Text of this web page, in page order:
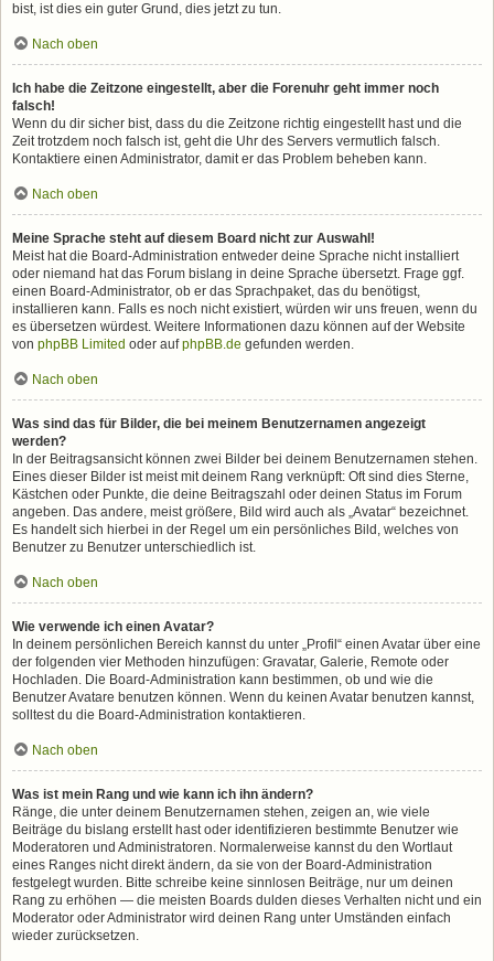
bist, ist dies ein guter Grund, dies jetzt zu tun.
Nach oben
Ich habe die Zeitzone eingestellt, aber die Forenuhr geht immer noch
falsch!
Wenn du dir sicher bist, dass du die Zeitzone richtig eingestellt hast und die
Zeit trotzdem noch falsch ist, geht die Uhr des Servers vermutlich falsch.
Kontaktiere einen Administrator, damit er das Problem beheben kann.
Nach oben
Meine Sprache steht auf diesem Board nicht zur Auswahl!
Meist hat die Board-Administration entweder deine Sprache nicht installiert
oder niemand hat das Forum bislang in deine Sprache übersetzt. Frage ggf.
einen Board-Administrator, ob er das Sprachpaket, das du benötigst,
installieren kann. Falls es noch nicht existiert, würden wir uns freuen, wenn du
es übersetzen würdest. Weitere Informationen dazu können auf der Website
von phpBB Limited oder aufphpBB.de gefunden werden.
Nach oben
Was sind das für Bilder, die bei meinem Benutzernamen angezeigt
werden?
In der Beitragsansicht können zwei Bilder bei deinem Benutzernamen stehen.
Eines dieser Bilder ist meist mit deinem Rang verknüpft: Oft sind dies Sterne,
Kästchen oder Punkte, die deine Beitragszahl oder deinen Status im Forum
angeben. Das andere, meist größere, Bild wird auch als „Avatar“ bezeichnet.
Es handelt sich hierbei in der Regel um ein persönliches Bild, welches von
Benutzer zu Benutzer unterschiedlich ist.
Nach oben
Wie verwende ich einen Avatar?
In deinem persönlichen Bereich kannst du unter „Profil“ einen Avatar über eine
der folgenden vier Methoden hinzufügen: Gravatar, Galerie, Remote oder
Hochladen. Die Board-Administration kann bestimmen, ob und wie die
Benutzer Avatare benutzen können. Wenn du keinen Avatar benutzen kannst,
solltest du die Board-Administration kontaktieren.
Nach oben
Was ist mein Rang und wie kann ich ihn ändern?
Ränge, die unter deinem Benutzernamen stehen, zeigen an, wie viele
Beiträge du bislang erstellt hast oder identifizieren bestimmte Benutzer wie
Moderatoren und Administratoren. Normalerweise kannst du den Wortlaut
eines Ranges nicht direkt ändern, da sie von der Board-Administration
festgelegt wurden. Bitte schreibe keine sinnlosen Beiträge, nur um deinen
Rang zu erhöhen — die meisten Boards dulden dieses Verhalten nicht und ein
Moderator oder Administrator wird deinen Rang unter Umständen einfach
wieder zurücksetzen.